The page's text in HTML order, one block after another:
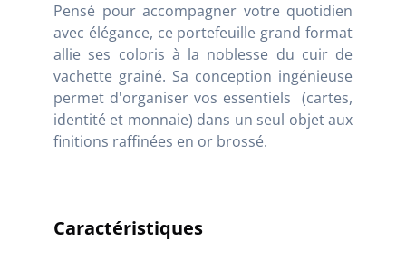
Pensé pour accompagner votre quotidien
avec élégance, ce portefeuille grand format
allie ses coloris à la noblesse du cuir de
vachette grainé. Sa conception ingénieuse
permet d'organiser vos essentiels (cartes,
identité et monnaie) dans un seul objet aux
finitions raffinées en or brossé.
Caractéristiques